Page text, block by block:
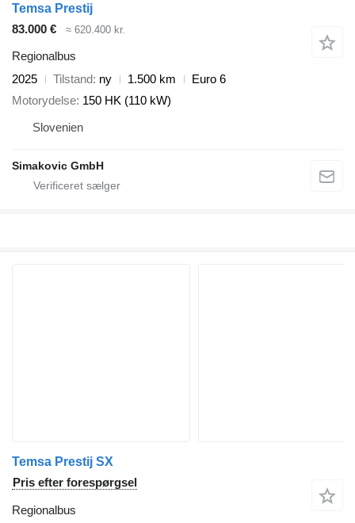
Temsa Prestij
83.000 €
≈ 620.400 kr.
Regionalbus
2025
Tilstand ny 1.500 km
Euro 6
Motorydelse 150 HK (110 kW)
Slovenien
Simakovic GmbH
Temsa Prestij SX
Pris efter forespørgsel
Regionalbus